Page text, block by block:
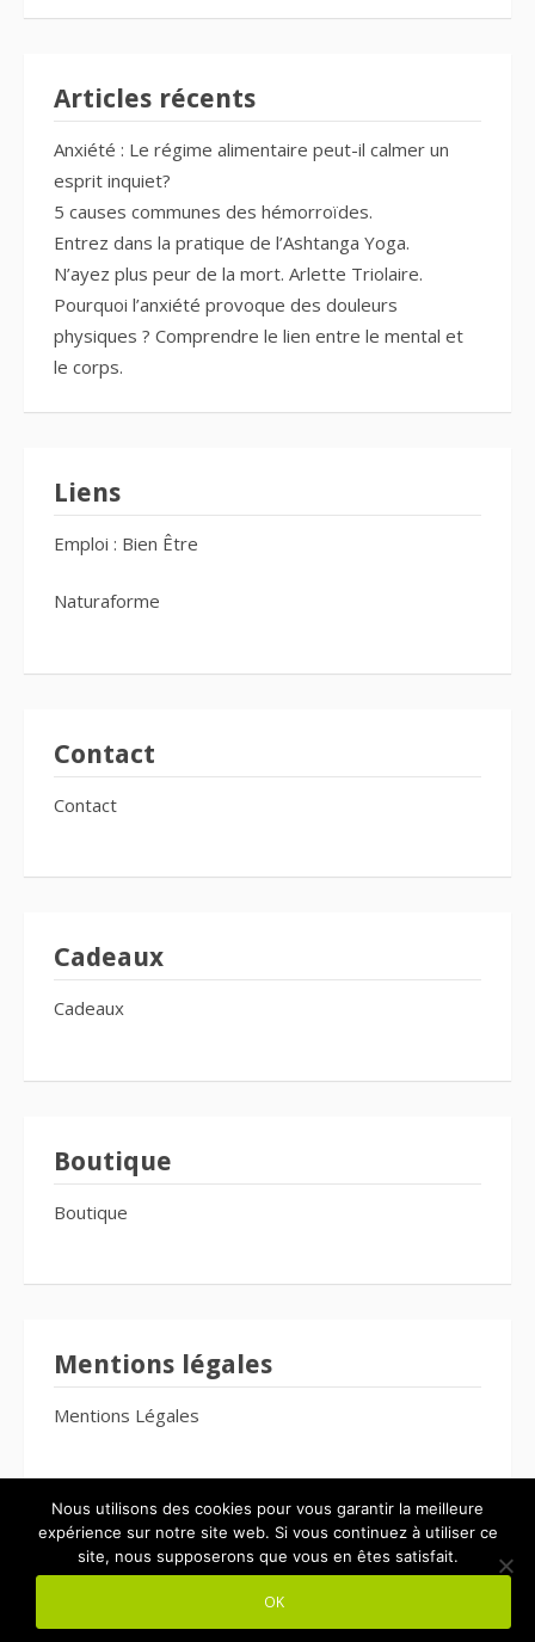
Articles récents
Anxiété : Le régime alimentaire peut-il calmer un
esprit inquiet?
5 causes communes des hémorroïdes.
Entrez dans la pratique de l’Ashtanga Yoga.
N’ayez plus peur de la mort. Arlette Triolaire.
Pourquoi l’anxiété provoque des douleurs
physiques ? Comprendre le lien entre le mental et
le corps.
Liens
Emploi : Bien Être
Naturaforme
Contact
Contact
Cadeaux
Cadeaux
Boutique
Boutique
Mentions légales
Mentions Légales
Thème Fooding par
Nous utilisons des cookies pour vous garantir la meilleure
expérience sur notre site web. Si vous continuez à utiliser ce
site, nous supposerons que vous en êtes satisfait.
OK